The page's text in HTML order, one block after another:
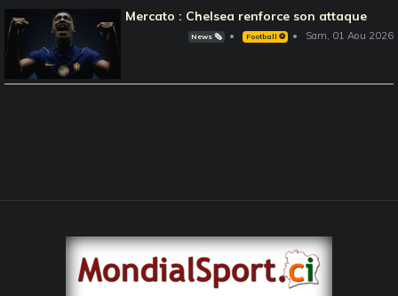
Mercato : Chelsea renforce son attaque
News 🗞️ Football ⚽️ Sam, 01 Aou 2026